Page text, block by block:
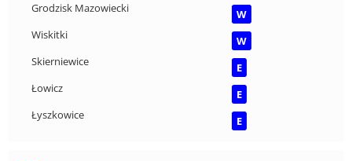
Grodzisk Mazowiecki
W
Wiskitki
W
Skierniewice
E
Łowicz
E
Łyszkowice
E